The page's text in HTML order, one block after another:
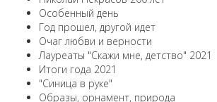
Особенный день
Год прошел, другой идет
Очаг любви и верности
Лауреаты "Скажи мне, детство" 2021
Итоги года 2021
"Синица в руке"
Образы, орнамент, природа